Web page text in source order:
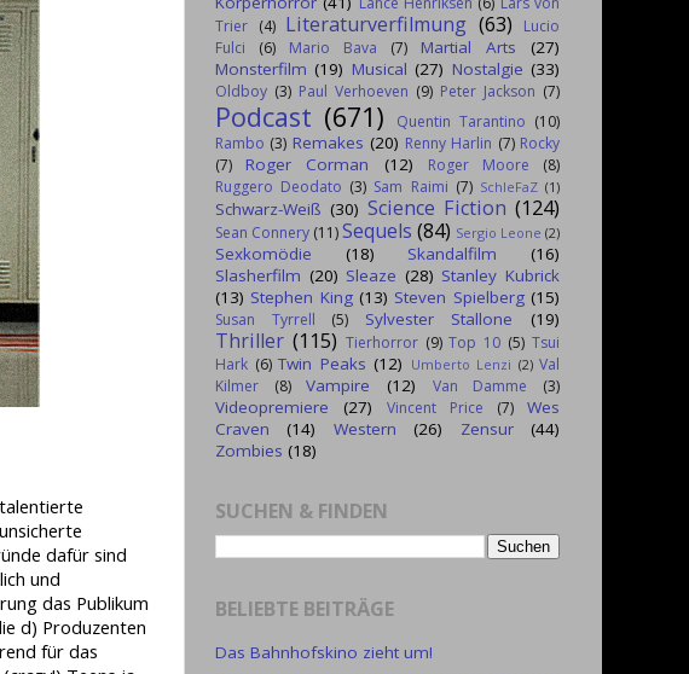
dafür sind
und
das Publikum
d) Produzenten
für das
Trier (4) Literaturverfilmung (63)
Lucio
Fulci
(6) Mario Bava (7) Martial Arts
(27)
Monsterfilm (19) Musical (27) Nostalgie (33)
Oldboy (3) Paul Verhoeven (9) Peter Jackson (7)
Podcast (671) Quentin Tarantino (10)
Rambo (3) Remakes (20) Renny Harlin (7) Rocky
(7)
Roger Corman (12) Roger Moore
(8)
Ruggero Deodato (3) Sam Raimi (7) SchleFaZ (1)
Schwarz-Weiß (30) Science Fiction (124)
Sean Connery (11)Sequels (84) Sergio Leone (2)
Sexkomödie (18) Skandalfilm
(16)
Slasherfilm (20) Sleaze (28) Stanley Kubrick
(13) Stephen King (13) Steven Spielberg (15)
Susan Tyrrell (5) Sylvester Stallone (19)
Thriller (115) Tierhorror (9) Top 10 (5) Tsui
Hark (6) Twin Peaks (12) Umberto Lenzi (2) Val
Kilmer
(8) Vampire (12) Van Damme (3)
Videopremiere (27) Vincent Price (7)
Wes
Craven
(14) Western (26) Zensur
(44)
Zombies (18)
SUCHEN & FINDEN
BELIEBTE BEITRÄGE
Das Bahnhofskino zieht um!